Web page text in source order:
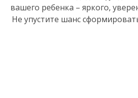
вашего ребенка – яркого,
Не упустите шанс